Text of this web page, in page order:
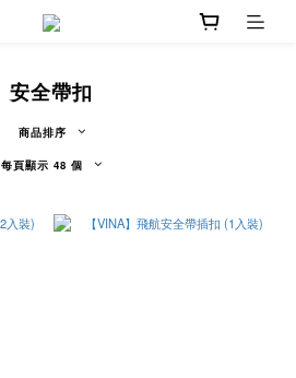
安全帶扣
商品排序
每頁顯示 48 個